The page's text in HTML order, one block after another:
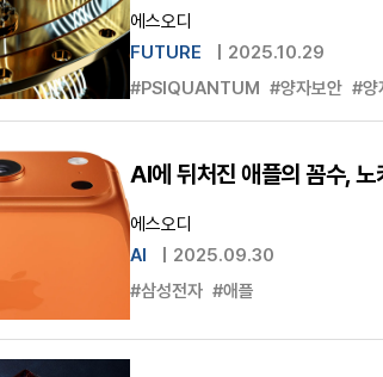
에스오디
FUTURE
2025.10.29
#PSIQUANTUM #양자보안 #양
AI에 뒤처진 애플의 꼼수, 노
에스오디
AI
2025.09.30
#삼성전자 #애플